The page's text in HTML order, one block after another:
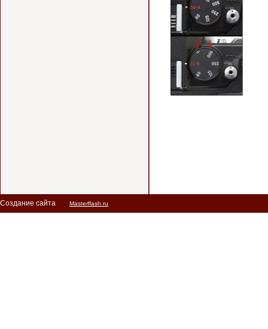
Создание сайта Masterflash.ru